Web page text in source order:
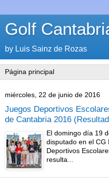
Golf
by Luis Sainz de Rozas
miércoles, 22 de junio de 2016
Juegos Deportivos
de Cantabria 2016
El domingo día 19
disputado en el CG
Deportivos
resulta...